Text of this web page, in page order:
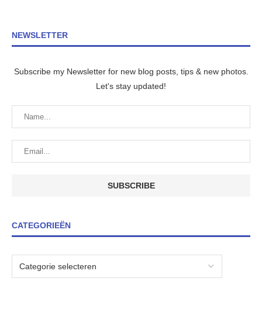
NEWSLETTER
Subscribe my Newsletter for new blog posts, tips & new photos.
Let's stay updated!
CATEGORIEËN